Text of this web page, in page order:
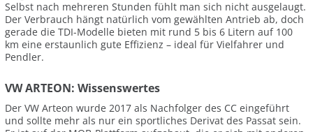
Selbst nach mehreren Stunden fühlt man sich nicht ausgelaugt.
Der Verbrauch hängt natürlich vom gewählten Antrieb ab, doch
gerade die TDI-Modelle bieten mit rund 5 bis 6 Litern auf 100
km eine erstaunlich gute Effizienz – ideal für Vielfahrer und
Pendler.
VW ARTEON: Wissenswertes
Der VW Arteon wurde 2017 als Nachfolger des CC eingeführt
und sollte mehr als nur ein sportliches Derivat des Passat sein.